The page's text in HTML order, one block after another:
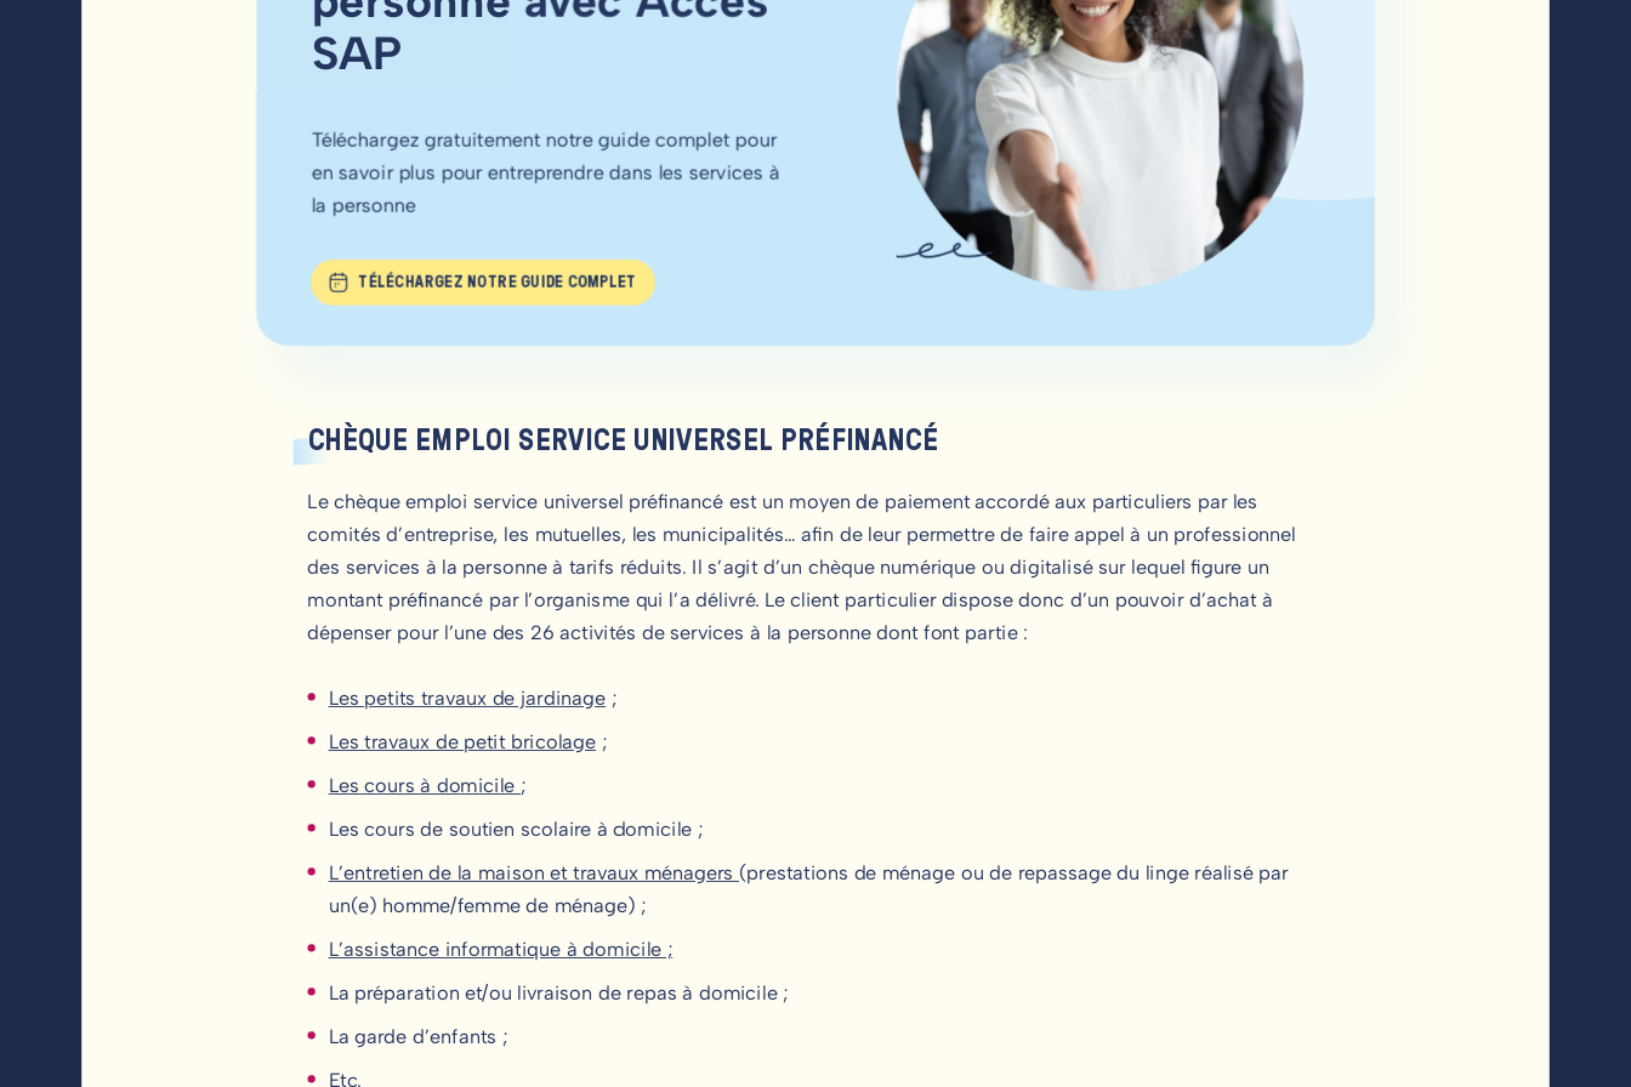
SAP
Téléchargez gratuitement notre guide complet pour
en savoir plus pour entreprendre dans les services à
la personne
TÉLÉCHARGEZ NOTRE GUIDE COMPLET
CHÈQUE EMPLOI SERVICE UNIVERSEL PRÉFINANCÉ
Le chèque emploi service universel préfinancé est un moyen de paiement accordé aux particuliers par les
comités d’entreprise, les mutuelles, les municipalités… afin de leur permettre de faire appel à un professionnel
des services à la personne à tarifs réduits. Il s’agit d’un chèque numérique ou digitalisé sur lequel figure un
montant préfinancé par l’organisme qui l’a délivré. Le client particulier dispose donc d’un pouvoir d’achat à
dépenser pour l’une des 26 activités de services à la personne dont font partie :
Les petits travaux de jardinage ;
Les travaux de petit bricolage ;
Les cours à domicile ;
Les cours de soutien scolaire à domicile ;
L’entretien de la maison et travaux ménagers (prestations de ménage ou de repassage du linge réalisé par
un(e) homme/femme de ménage) ;
L’assistance informatique à domicile ;
La préparation et/ou livraison de repas à domicile ;
La garde d’enfants ;
Etc.